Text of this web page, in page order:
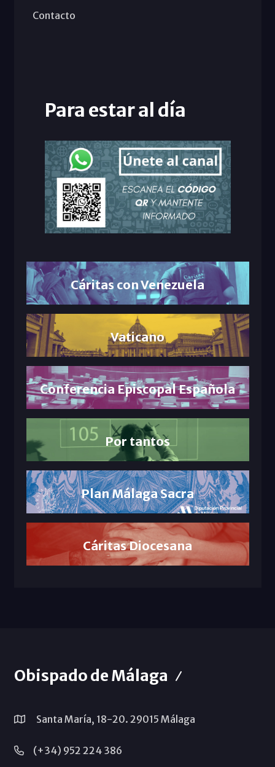
Contacto
Para estar al día
Cáritas con Venezuela
Vaticano
Conferencia Episcopal Española
Por tantos
Plan Málaga Sacra
Cáritas Diocesana
Obispado de Málaga
Santa María, 18-20. 29015 Málaga
(+34) 952 224 386